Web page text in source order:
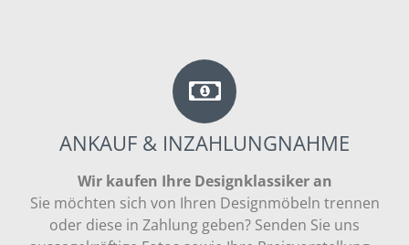
ANKAUF & INZAHLUNGNAHME
Wir kaufen Ihre Designklassiker an
Sie möchten sich von Ihren Designmöbeln trennen
oder diese in Zahlung geben? Senden Sie uns